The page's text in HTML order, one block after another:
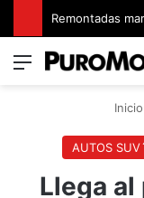
Menú
Inicio
AUTOS
Llega al